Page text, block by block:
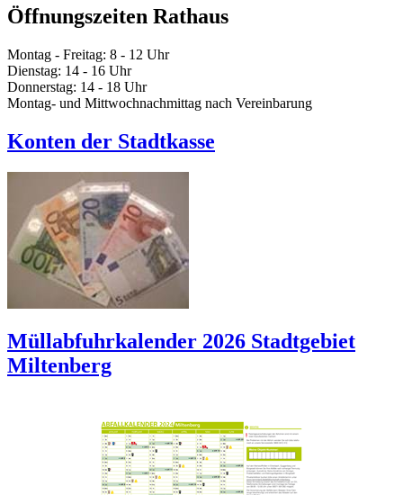
Öffnungszeiten Rathaus
Montag - Freitag: 8 - 12 Uhr
Dienstag: 14 - 16 Uhr
Donnerstag: 14 - 18 Uhr
Montag- und Mittwochnachmittag nach Vereinbarung
Konten der Stadtkasse
Müllabfuhrkalender 2026 Stadtgebiet
Miltenberg